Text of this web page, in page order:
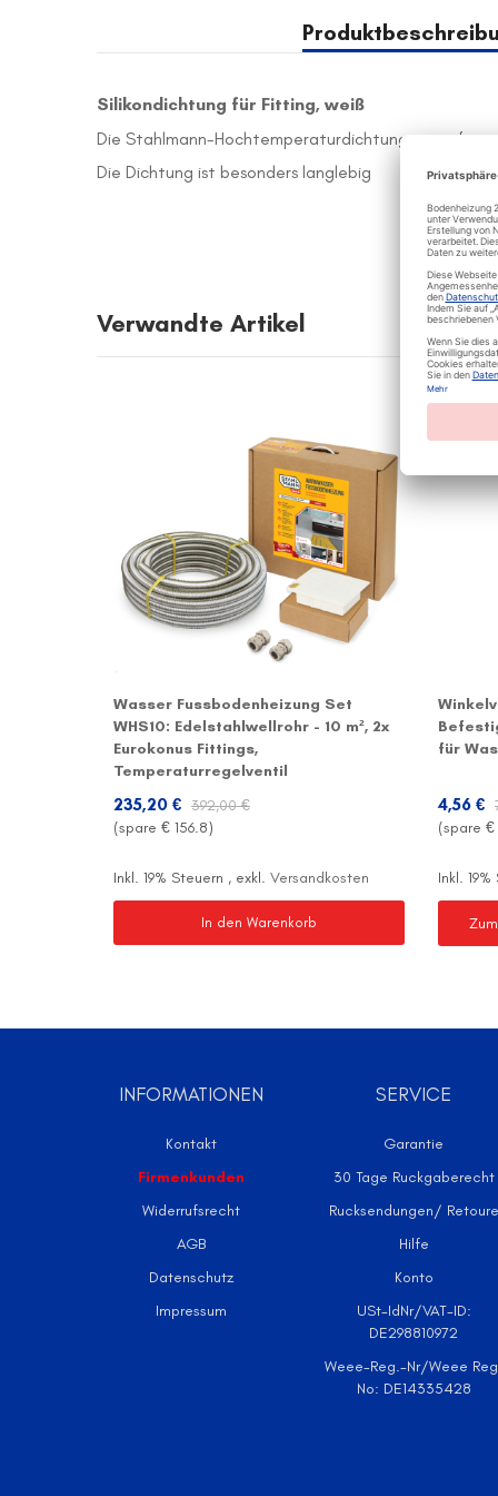
Silikondichtung für Fitting, weiß
Die Stahlmann-Hochtemperaturdichtung sorgt für
Die Dichtung ist besonders langlebig
Verwandte Artikel
Wasser Fussbodenheizung Set
WHS10: Edelstahlwellrohr - 10 m², 2x
Eurokonus Fittings,
Temperaturregelventil
235,20 € 392,00 €
(spare € 156.8)
Inkl. 19% Steuern , exkl. Versandkosten
In den Warenkorb
für
4,56 €
(spare €
Inkl.
INFORMATIONEN
Kontakt
Firmenkunden
Widerrufsrecht
AGB
Datenschutz
Impressum
SERVICE
Garantie
30 Tage Ruckgaberecht
Rucksendungen/ Retoure
Hilfe
Konto
USt-IdNr/VAT-ID:
DE298810972
Weee-Reg.-Nr/Weee
No: DE14335428